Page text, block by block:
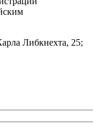
Либкнехта, 25;